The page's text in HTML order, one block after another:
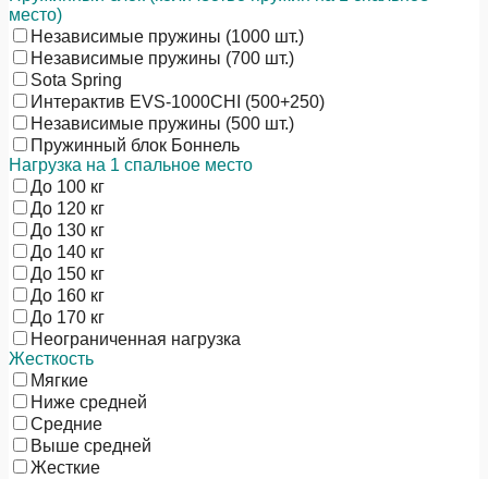
место)
Независимые пружины (1000 шт.)
Независимые пружины (700 шт.)
Sota Spring
Интерактив EVS-1000CHI (500+250)
Независимые пружины (500 шт.)
Пружинный блок Боннель
Нагрузка на 1 спальное место
До 100 кг
До 120 кг
До 130 кг
До 140 кг
До 150 кг
До 160 кг
До 170 кг
Неограниченная нагрузка
Жесткость
Мягкие
Ниже средней
Средние
Выше средней
Жесткие